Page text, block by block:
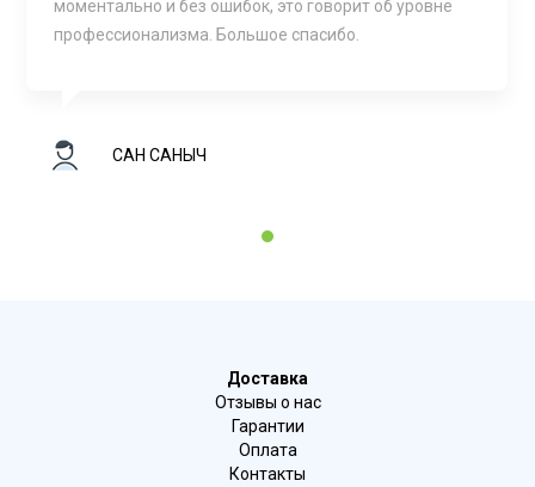
моментально и без ошибок, это говорит об уровне
профессионализма. Большое спасибо.
САН САНЫЧ
1
Доставка
Отзывы о нас
Гарантии
Оплата
Контакты